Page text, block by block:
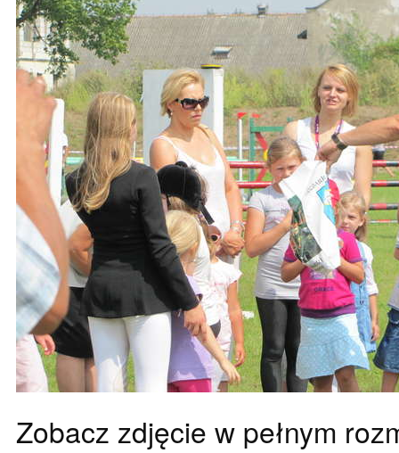
Zobacz zdjęcie w pełnym